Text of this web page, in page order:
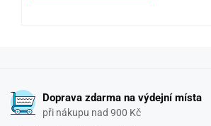
Doprava zdarma na výdejní místa
při nákupu nad 900 Kč